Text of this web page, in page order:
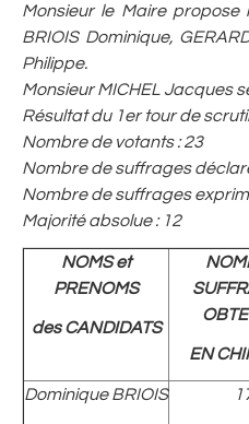
Monsieur le Maire propose
BRIOIS Dominique,
Philippe.
Monsieur MICHEL Jacques
Résultat du 1er tour de
Nombre de votants : 23
Nombre de suffrages
Nombre de suffrages
Majorité absolue : 12
NOMS et
PRENOMS
des CANDIDATS
EN
Dominique BRIOIS